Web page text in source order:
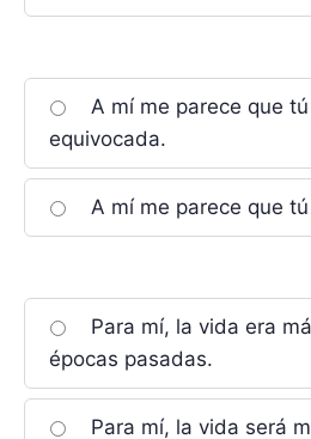
A mí me parece que
equivocada.
A mí me parece que
Para mí, la vida era
épocas pasadas.
Para mí, la vida será